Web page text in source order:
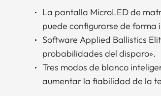
La pantalla MicroLED de
puede configurarse de forma
Software Applied Ballistics
probabilidades del disparo».
Tres modos de blanco
aumentar la fiabilidad de la